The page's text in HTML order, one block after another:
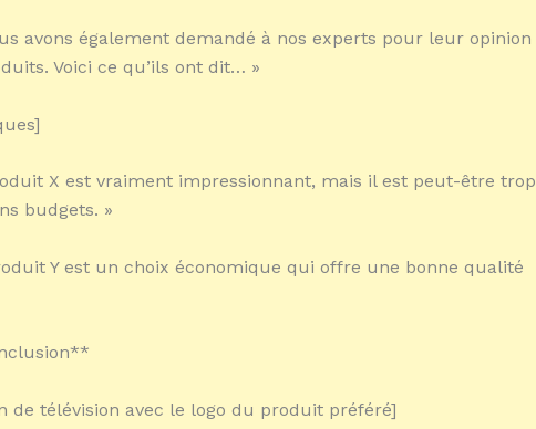
avons également demandé à nos experts pour leur opinion
Voici ce qu’ils ont dit… »
X est vraiment impressionnant, mais il est peut-être trop
budgets. »
Y est un choix économique qui offre une bonne qualité
de télévision avec le logo du produit préféré]